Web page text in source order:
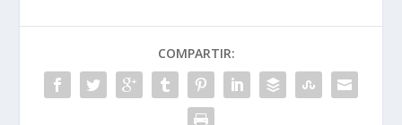
COMPARTIR: